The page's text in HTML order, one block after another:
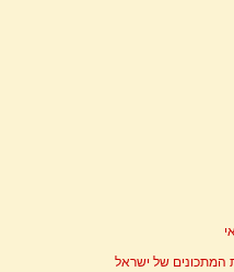
המתכונים של ישראל